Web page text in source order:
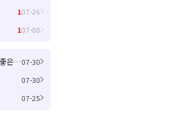
107-26
107-08
안녕하세요. 헬로프라이스 팀입니다. 먼저 좋은 제안을 주셔서 감사합니다! 신규 커뮤니티 연동은 작업이 크게 예상되어 검토 후 진행여부, 진행 시 추가 일정을 공유드리겠습니다! 감사합니다.07-30
07-30
07-25